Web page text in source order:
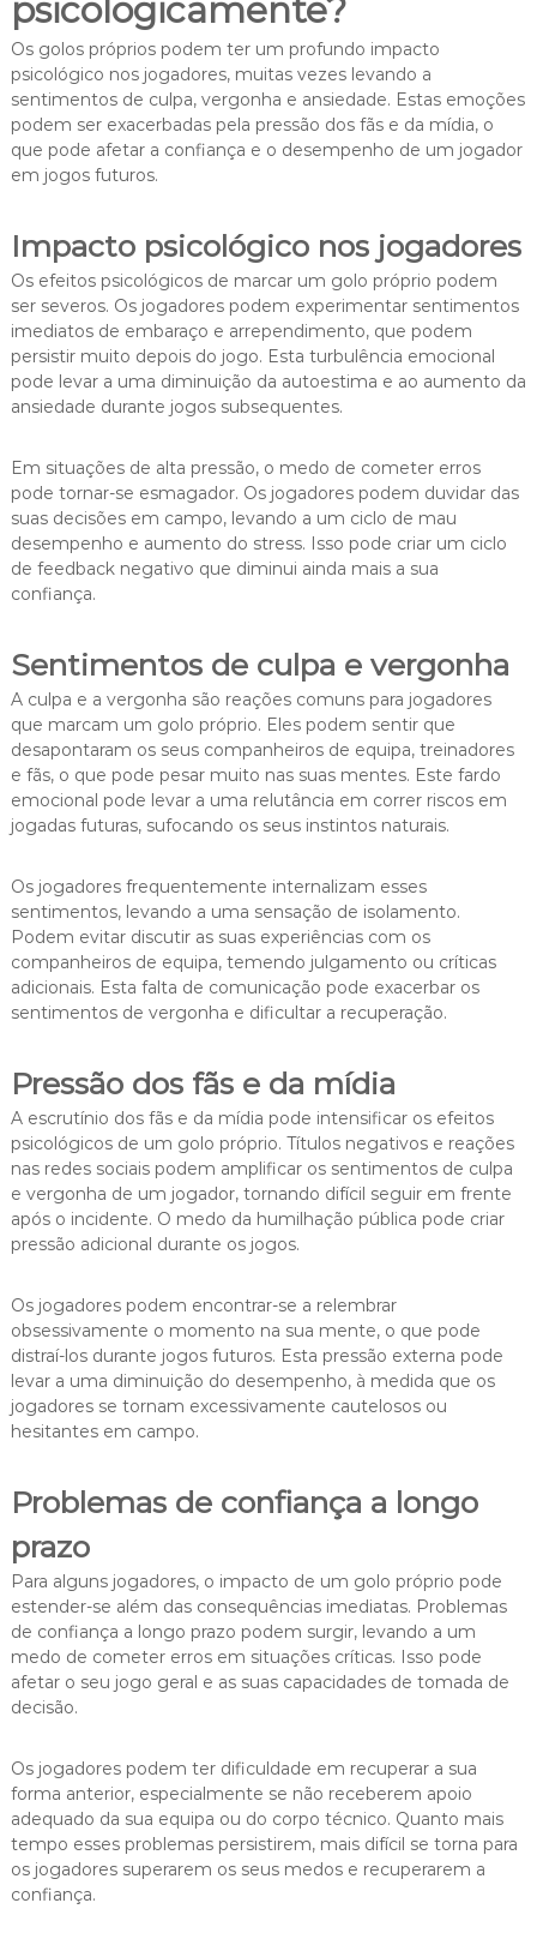
psicologicamente?
Os golos próprios podem ter um profundo impacto
psicológico nos jogadores, muitas vezes levando a
sentimentos de culpa, vergonha e ansiedade. Estas emoções
podem ser exacerbadas pela pressão dos fãs e da mídia, o
que pode afetar a confiança e o desempenho de um jogador
em jogos futuros.
Impacto psicológico nos jogadores
Os efeitos psicológicos de marcar um golo próprio podem
ser severos. Os jogadores podem experimentar sentimentos
imediatos de embaraço e arrependimento, que podem
persistir muito depois do jogo. Esta turbulência emocional
pode levar a uma diminuição da autoestima e ao aumento da
ansiedade durante jogos subsequentes.
Em situações de alta pressão, o medo de cometer erros
pode tornar-se esmagador. Os jogadores podem duvidar das
suas decisões em campo, levando a um ciclo de mau
desempenho e aumento do stress. Isso pode criar um ciclo
de feedback negativo que diminui ainda mais a sua
confiança.
Sentimentos de culpa e vergonha
A culpa e a vergonha são reações comuns para jogadores
que marcam um golo próprio. Eles podem sentir que
desapontaram os seus companheiros de equipa, treinadores
e fãs, o que pode pesar muito nas suas mentes. Este fardo
emocional pode levar a uma relutância em correr riscos em
jogadas futuras, sufocando os seus instintos naturais.
Os jogadores frequentemente internalizam esses
sentimentos, levando a uma sensação de isolamento.
Podem evitar discutir as suas experiências com os
companheiros de equipa, temendo julgamento ou críticas
adicionais. Esta falta de comunicação pode exacerbar os
sentimentos de vergonha e dificultar a recuperação.
Pressão dos fãs e da mídia
A escrutínio dos fãs e da mídia pode intensificar os efeitos
psicológicos de um golo próprio. Títulos negativos e reações
nas redes sociais podem amplificar os sentimentos de culpa
e vergonha de um jogador, tornando difícil seguir em frente
após o incidente. O medo da humilhação pública pode criar
pressão adicional durante os jogos.
Os jogadores podem encontrar-se a relembrar
obsessivamente o momento na sua mente, o que pode
distraí-los durante jogos futuros. Esta pressão externa pode
levar a uma diminuição do desempenho, à medida que os
jogadores se tornam excessivamente cautelosos ou
hesitantes em campo.
Problemas de confiança a longo
prazo
Para alguns jogadores, o impacto de um golo próprio pode
estender-se além das consequências imediatas. Problemas
de confiança a longo prazo podem surgir, levando a um
medo de cometer erros em situações críticas. Isso pode
afetar o seu jogo geral e as suas capacidades de tomada de
decisão.
Os jogadores podem ter dificuldade em recuperar a sua
forma anterior, especialmente se não receberem apoio
adequado da sua equipa ou do corpo técnico. Quanto mais
tempo esses problemas persistirem, mais difícil se torna para
os jogadores superarem os seus medos e recuperarem a
confiança.